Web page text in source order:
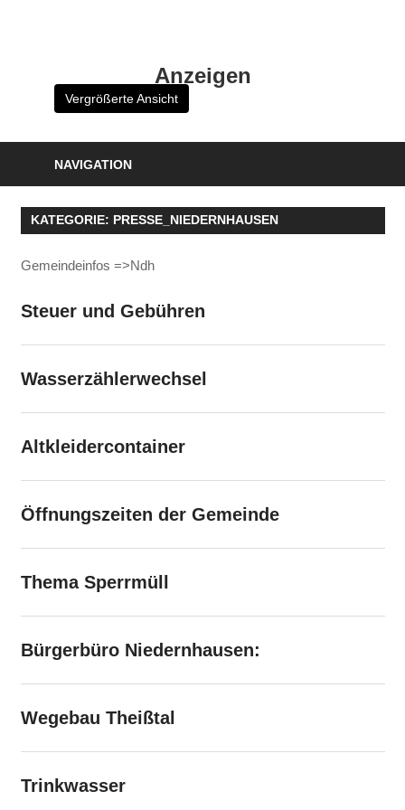
Anzeigen
Vergrößerte Ansicht
NAVIGATION
KATEGORIE: PRESSE_NIEDERNHAUSEN
Gemeindeinfos =>Ndh
Steuer und Gebühren
Wasserzählerwechsel
Altkleidercontainer
Öffnungszeiten der Gemeinde
Thema Sperrmüll
Bürgerbüro Niedernhausen:
Wegebau Theißtal
Trinkwasser